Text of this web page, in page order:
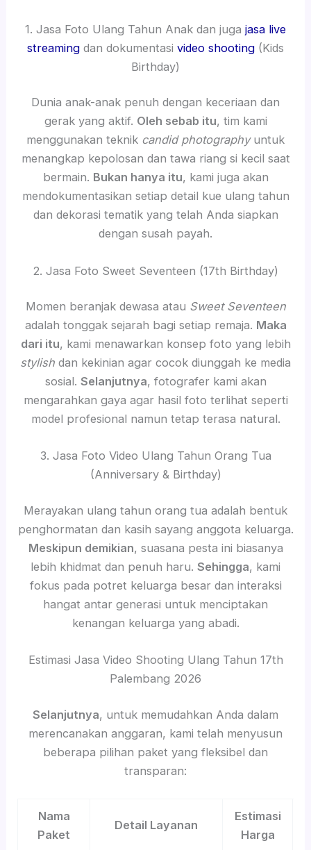
1. Jasa Foto Ulang Tahun Anak dan juga jasa live
streaming dan dokumentasi video shooting (Kids
Birthday)
Dunia anak-anak penuh dengan keceriaan dan
gerak yang aktif. Oleh sebab itu, tim kami
menggunakan teknik candid photographyuntuk
menangkap kepolosan dan tawa riang si kecil saat
bermain. Bukan hanya itu, kami juga akan
mendokumentasikan setiap detail kue ulang tahun
dan dekorasi tematik yang telah Anda siapkan
dengan susah payah.
2. Jasa Foto Sweet Seventeen (17th Birthday)
Momen beranjak dewasa atau Sweet Seventeen
adalah tonggak sejarah bagi setiap remaja. Maka
dari itu, kami menawarkan konsep foto yang lebih
stylish dan kekinian agar cocok diunggah ke media
sosial. Selanjutnya, fotografer kami akan
mengarahkan gaya agar hasil foto terlihat seperti
model profesional namun tetap terasa natural.
3. Jasa Foto Video Ulang Tahun Orang Tua
(Anniversary & Birthday)
Merayakan ulang tahun orang tua adalah bentuk
penghormatan dan kasih sayang anggota keluarga.
Meskipun demikian, suasana pesta ini biasanya
lebih khidmat dan penuh haru. Sehingga, kami
fokus pada potret keluarga besar dan interaksi
hangat antar generasi untuk menciptakan
kenangan keluarga yang abadi.
Estimasi Jasa Video Shooting Ulang Tahun 17th
Palembang 2026
Selanjutnya, untuk memudahkan Anda dalam
merencanakan anggaran, kami telah menyusun
beberapa pilihan paket yang fleksibel dan
transparan:
Nama
Paket
Detail Layanan
Estimasi
Harga